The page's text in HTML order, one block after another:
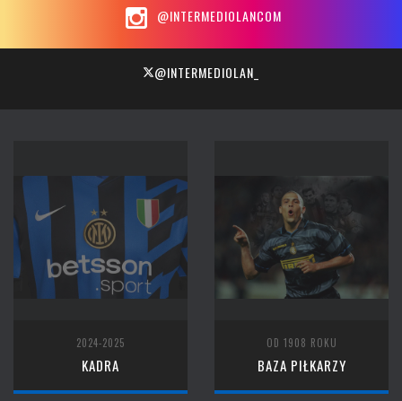
@INTERMEDIOLANCOM
@INTERMEDIOLAN_
2024-2025
KADRA
OD 1908 ROKU
BAZA PIŁKARZY